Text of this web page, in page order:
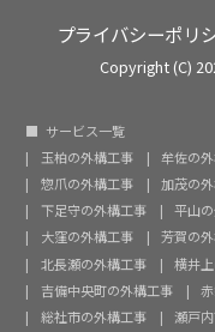
プライバシーポリ
Copyright (C)
サービス一覧
玉柏の外構工事
牟佐の
惣爪の外構工事
加茂の
下足守の外構工事
平山
大窪の外構工事
芳賀の
北長瀬の外構工事
横井
吉備中央町の外構工事
総社市の外構工事
瀬戸